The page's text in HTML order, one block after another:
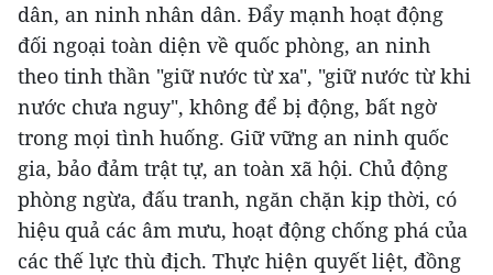
dân, an ninh nhân dân. Đẩy mạnh hoạt động
đối ngoại toàn diện về quốc phòng, an ninh
theo tinh thần "giữ nước từ xa", "giữ nước từ khi
nước chưa nguy", không để bị động, bất ngờ
trong mọi tình huống. Giữ vững an ninh quốc
gia, bảo đảm trật tự, an toàn xã hội. Chủ động
phòng ngừa, đấu tranh, ngăn chặn kịp thời, có
hiệu quả các âm mưu, hoạt động chống phá của
các thế lực thù địch. Thực hiện quyết liệt, đồng